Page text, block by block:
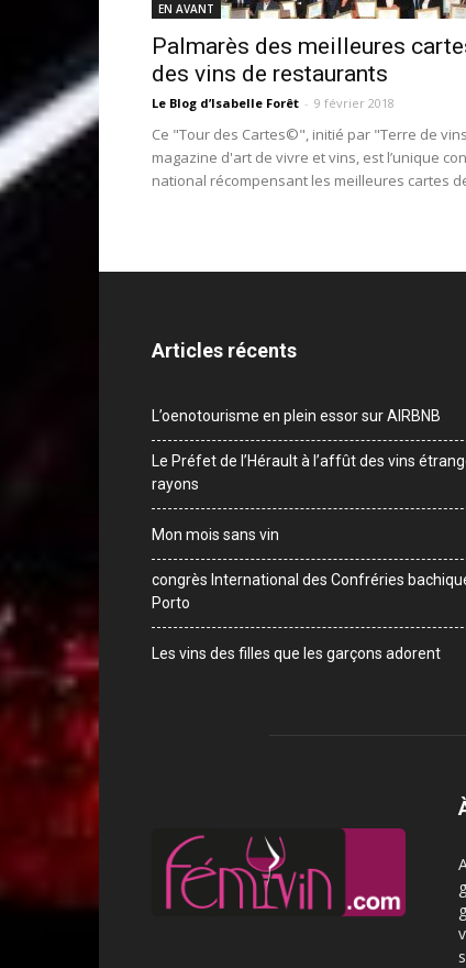
EN AVANT
Palmarès des meilleures
des vins de restaurants
Le Blog d’Isabelle Forêt - 9 février 2018
Ce "Tour des Cartes©", initié par "Terre de
magazine d'art de vivre et vins, est l’unique
national récompensant les meilleures cartes
Articles récents
L’oenotourisme en plein essor sur AIRBNB
Le Préfet de l’Hérault à l’affût des vins
rayons
Mon mois sans vin
congrès International des Confréries
Porto
Les vins des filles que les garçons adorent